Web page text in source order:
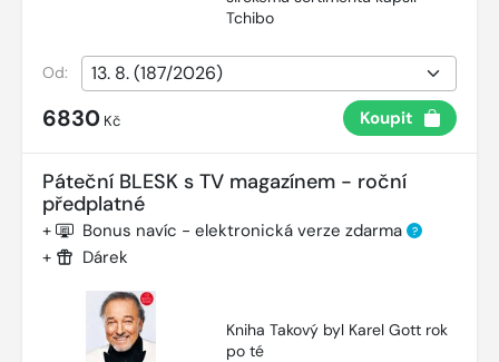
Tchibo
Od:
6830 Kč Koupit
Páteční BLESK s TV magazínem - roční
předplatné
+ Bonus navíc - elektronická verze zdarma ?
+ Dárek
Kniha Takový byl Karel Gott rok
po té